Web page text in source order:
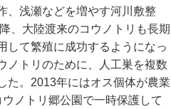
、浅瀬などを増やす河川敷整
、大陸渡来のコウノトリも長期
して繁殖に成功するようになっ
ノトリのために、人工巣を複数
た。2013年にはオス個体が農業
ノトリ郷公園で一時保護して